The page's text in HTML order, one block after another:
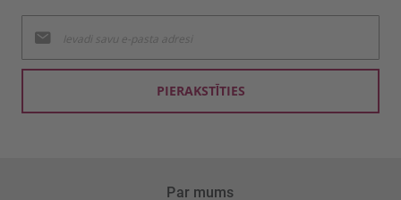
jaunumu
saņemšanai:
PIERAKSTĪTIES
Par mums